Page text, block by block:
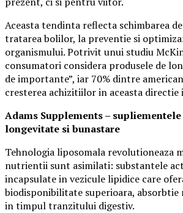
Aceasta tendinta reflecta schimbarea
tratarea bolilor, la preventie si
organismului. Potrivit unui studiu
consumatori considera produsele de
de importante”, iar 70% dintre
cresterea achizitiilor in aceasta directie
Adams Supplements – supliementele
longevitate si bunastare
Tehnologia liposomala revolutioneaza
nutrientii sunt asimilati: substantele
incapsulate in vezicule lipidice care
biodisponibilitate superioara,
in timpul tranzitului digestiv.